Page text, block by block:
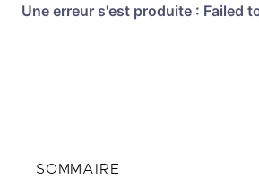
SOMMAIRE